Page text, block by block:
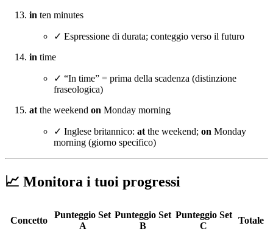
in ten minutes
✓ Espressione di durata; conteggio verso il futuro
in time
✓ “In time” = prima della scadenza (distinzione
fraseologica)
at the weekend on Monday morning
✓ Inglese britannico: at the weekend; on Monday
morning (giorno specifico)
📈 Monitora i tuoi progressi
Concetto
Punteggio Set
A
Punteggio Set
B
Punteggio Set
C
Totale